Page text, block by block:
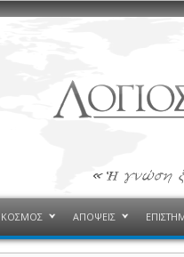
ΚΟΣΜΟΣ ΑΠΟΨΕΙΣ